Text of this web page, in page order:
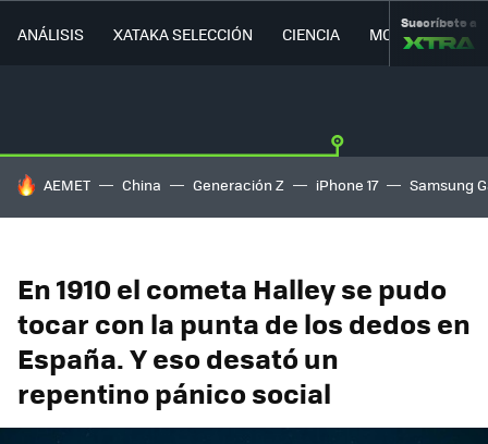
ANÁLISIS XATAKA SELECCIÓN CIENCIA MOVILIDAD
Suscríbete a
HOY SE HABLA DE
AEMET China Generación Z iPhone 17 Samsung
En 1910 el cometa Halley se pudo
tocar con la punta de los dedos en
España. Y eso desató un
repentino pánico social